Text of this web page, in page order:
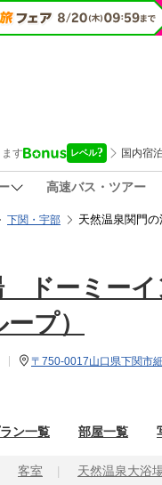
高速バス・ツアー
下関・宇部 天然温泉関門
ドーミーイ
プ）
〒750-0017山口県下関市
ン一覧 部屋一覧
客室 天然温泉大浴